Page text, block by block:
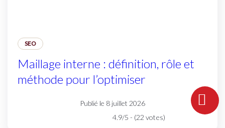
SEO
Maillage interne : définition, rôle et
méthode pour l’optimiser
Publié le 8 juillet 2026
4.9/5 - (22 votes)